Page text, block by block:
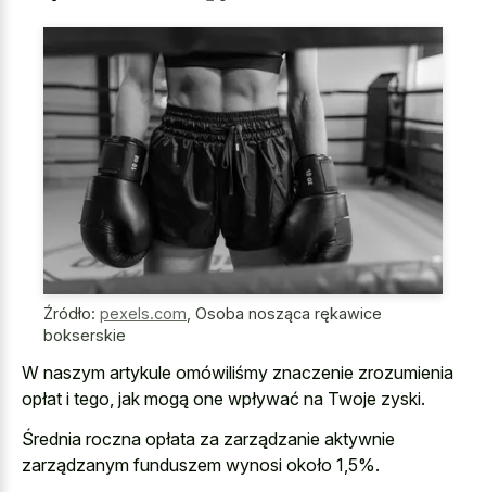
Źródło: pexels.com Osoba nosząca rękawice
bokserskie
W naszym artykule omówiliśmy znaczenie zrozumienia
opłat i tego, jak mogą one wpływać na Twoje zyski.
Średnia roczna opłata za zarządzanie aktywnie
zarządzanym funduszem wynosi około 1,5%.